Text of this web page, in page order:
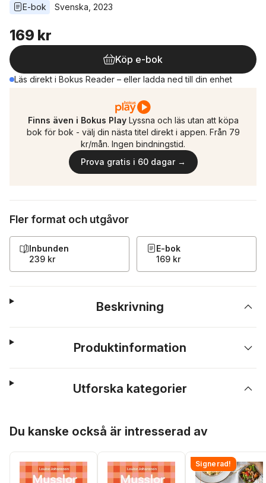
E-bok
Svenska 2023
169 kr
Köp e-bok
Läs direkt i Bokus Reader – eller ladda ned till din enhet
Finns även i Bokus Play Lyssna och läs utan att köpa
bok för bok - välj din nästa titel direkt i appen. Från 79
kr/mån. Ingen bindningstid.
Prova gratis i 60 dagar →
Fler format och utgåvor
Inbunden
239 kr
E-bok
169 kr
Beskrivning
Produktinformation
Utforska kategorier
Du kanske också är intresserad av
Signerad!